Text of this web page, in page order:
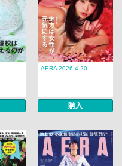
AERA 2026.4.20
購入